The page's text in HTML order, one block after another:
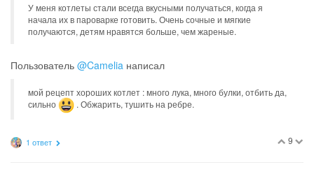
У меня котлеты стали всегда вкусными получаться, когда я
начала их в пароварке готовить. Очень сочные и мягкие
получаются, детям нравятся больше, чем жареные.
Пользователь @Camelia написал
мой рецепт хороших котлет : много лука, много булки, отбить да,
сильно
. Обжарить, тушить на ребре.
9
1 ответ